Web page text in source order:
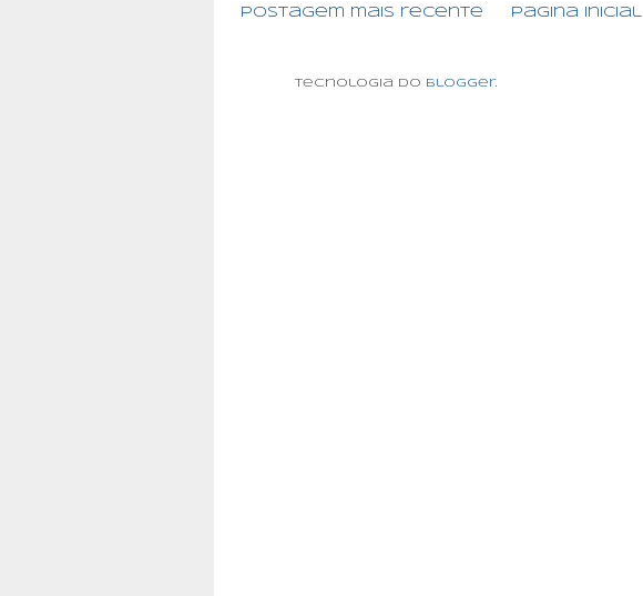
Postagem mais recente Página inicial
Tecnologia do Blogger.